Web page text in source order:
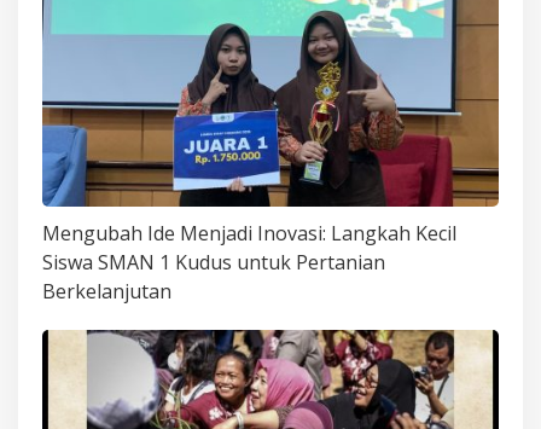
Mengubah Ide Menjadi Inovasi: Langkah Kecil
Siswa SMAN 1 Kudus untuk Pertanian
Berkelanjutan